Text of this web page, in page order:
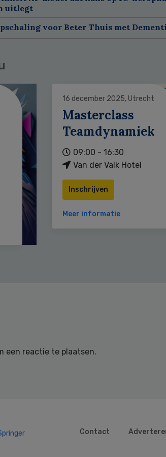
uitlegt
voor Beter Thuis met
16 december 2025, Utrecht
Masterclass
Teamdynamiek
09:00 - 16:30
Van der Valk Hotel
Inschrijven
Meer informatie
een reactie te plaatsen.
Contact